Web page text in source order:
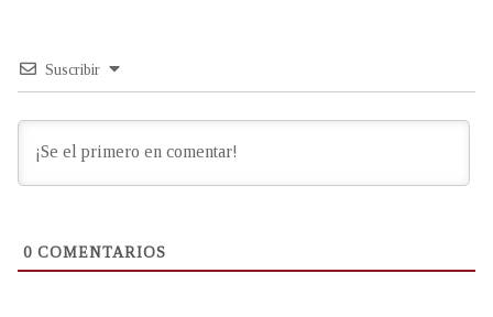
Suscribir
0 COMENTARIOS